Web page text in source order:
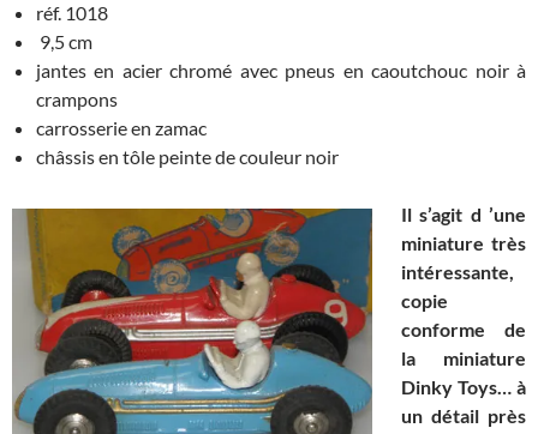
réf. 1018
9,5 cm
jantes en acier chromé avec pneus en caoutchouc noir à
crampons
carrosserie en zamac
châssis en tôle peinte de couleur noir
Il s’agit d ’une
miniature très
intéressante,
copie
conforme de
la miniature
Dinky Toys… à
un détail près